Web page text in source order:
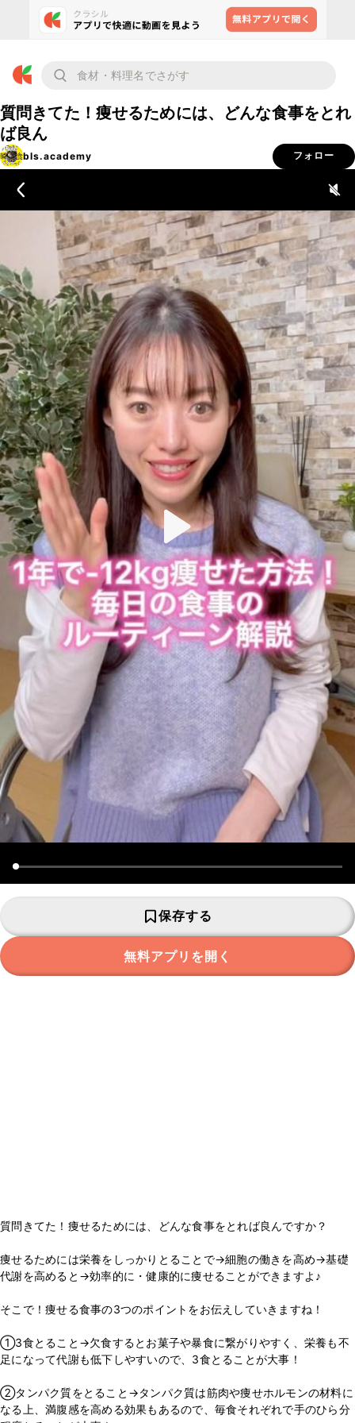
質問きてた！痩せるためには、どんな食事をとれ
ば良ん
bls.academy フォロー
保存する
無料アプリを開く
質問きてた！痩せるためには、どんな食事をとれば良んですか？
痩せるためには栄養をしっかりとることで→細胞の働きを高め→基礎
代謝を高めると→効率的に・健康的に痩せることができますよ♪
そこで！痩せる食事の3つのポイントをお伝えしていきますね！
①3食とること→欠食するとお菓子や暴食に繋がりやすく、栄養も不
足になって代謝も低下しやすいので、3食とることが大事！
②タンパク質をとること→タンパク質は筋肉や痩せホルモンの材料に
なる上、満腹感を高める効果もあるので、毎食それぞれで手のひら分